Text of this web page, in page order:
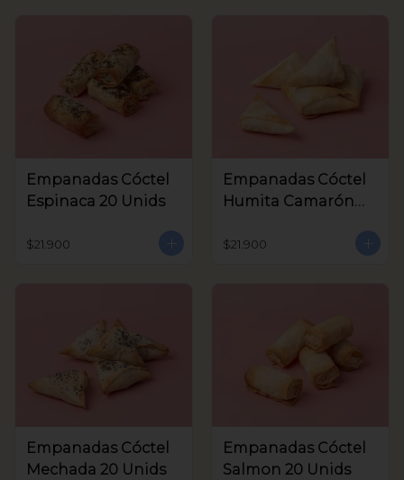
Empanadas Cóctel
Espinaca 20 Unids
$21.900
Empanadas Cóctel
Humita Camarón
$21.900
Empanadas Cóctel
Mechada 20 Unids
Empanadas Cóctel
Salmon 20 Unids